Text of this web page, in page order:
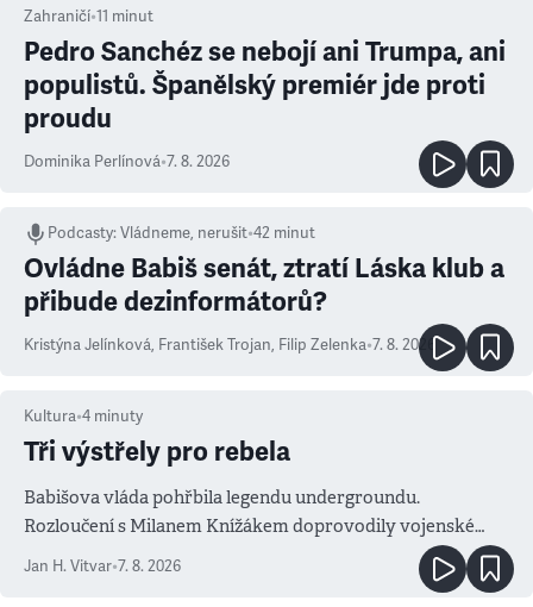
Zahraničí•11 minut
Pedro Sanchéz se nebojí ani Trumpa, ani
populistů. Španělský premiér jde proti
proudu
Dominika Perlínová•7. 8. 2026
Podcasty:Vládneme, nerušit•42 minut
Ovládne Babiš senát, ztratí Láska klub a
přibude dezinformátorů?
Kristýna Jelínková, František Trojan, Filip Zelenka•7. 8. 2026
Kultura•4 minuty
Tři výstřely pro rebela
Babišova vláda pohřbila legendu undergroundu.
Rozloučení s Milanem Knížákem doprovodily vojenské
salvy i kritika pokrokářů
Jan H. Vitvar•7. 8. 2026